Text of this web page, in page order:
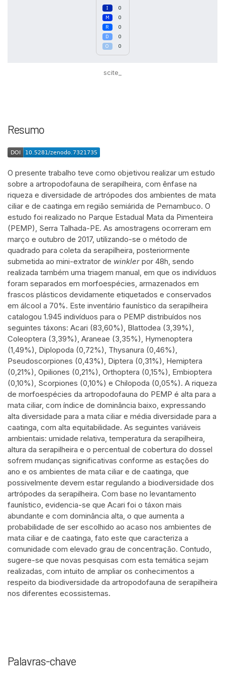
0
0
0
0
0
scite_
Resumo
O presente trabalho teve como objetivou realizar um estudo
sobre a artropodofauna de serapilheira, com ênfase na
riqueza e diversidade de artrópodes dos ambientes de mata
ciliar e de caatinga em região semiárida de Pernambuco. O
estudo foi realizado no Parque Estadual Mata da Pimenteira
(PEMP), Serra Talhada-PE. As amostragens ocorreram em
março e outubro de 2017, utilizando-se o método de
quadrado para coleta da serapilheira, posteriormente
submetida ao mini-extrator de winkler por 48h, sendo
realizada também uma triagem manual, em que os indivíduos
foram separados em morfoespécies, armazenados em
frascos plásticos devidamente etiquetados e conservados
em álcool a 70%. Este inventário faunístico da serapilheira
catalogou 1.945 indivíduos para o PEMP distribuídos nos
seguintes táxons: Acari (83,60%), Blattodea (3,39%),
Coleoptera (3,39%), Araneae (3,35%), Hymenoptera
(1,49%), Diplopoda (0,72%), Thysanura (0,46%),
Pseudoscorpiones (0,43%), Diptera (0,31%), Hemiptera
(0,21%), Opiliones (0,21%), Orthoptera (0,15%), Embioptera
(0,10%), Scorpiones (0,10%) e Chilopoda (0,05%). A riqueza
de morfoespécies da artropodofauna do PEMP é alta para a
mata ciliar, com índice de dominância baixo, expressando
alta diversidade para a mata ciliar e média diversidade para a
caatinga, com alta equitabilidade. As seguintes variáveis
ambientais: umidade relativa, temperatura da serapilheira,
altura da serapilheira e o percentual de cobertura do dossel
sofrem mudanças significativas conforme as estações do
ano e os ambientes de mata ciliar e de caatinga, que
possivelmente devem estar regulando a biodiversidade dos
artrópodes da serapilheira. Com base no levantamento
faunístico, evidencia-se que Acari foi o táxon mais
abundante e com dominância alta, o que aumenta a
probabilidade de ser escolhido ao acaso nos ambientes de
mata ciliar e de caatinga, fato este que caracteriza a
comunidade com elevado grau de concentração. Contudo,
sugere-se que novas pesquisas com esta temática sejam
realizadas, com intuito de ampliar os conhecimentos a
respeito da biodiversidade da artropodofauna de serapilheira
nos diferentes ecossistemas.
Palavras-chave